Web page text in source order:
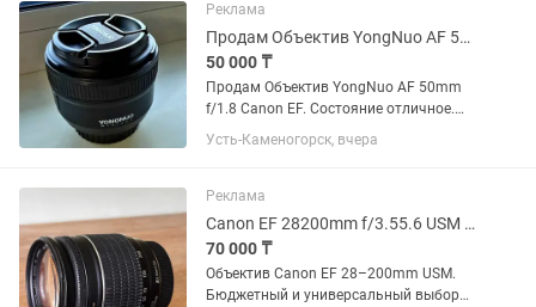
Реклама
Продам Объектив YongNuo AF 50mm f/1.8 Canon EF
50 000 ₸
Продам Объектив YongNuo AF 50mm
f/1.8 Canon EF. Состояние отличное.
Цена 50000. Возможен торг. Звоните в
любое время Динара
Усть-Каменогорск, вчера
Реклама
Canon EF 28200mm f/3.55.6 USM универсальный зум
70 000 ₸
Объектив Canon EF 28–200mm USM.
Бюджетный и универсальный выбор